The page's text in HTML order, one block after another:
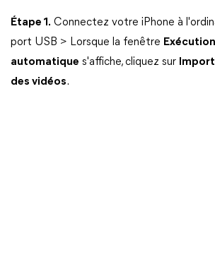
Étape 1. Connectez votre iPhone à
port USB > Lorsque la fenêtre Exécution
automatique s'affiche, cliquez sur
des vidéos.